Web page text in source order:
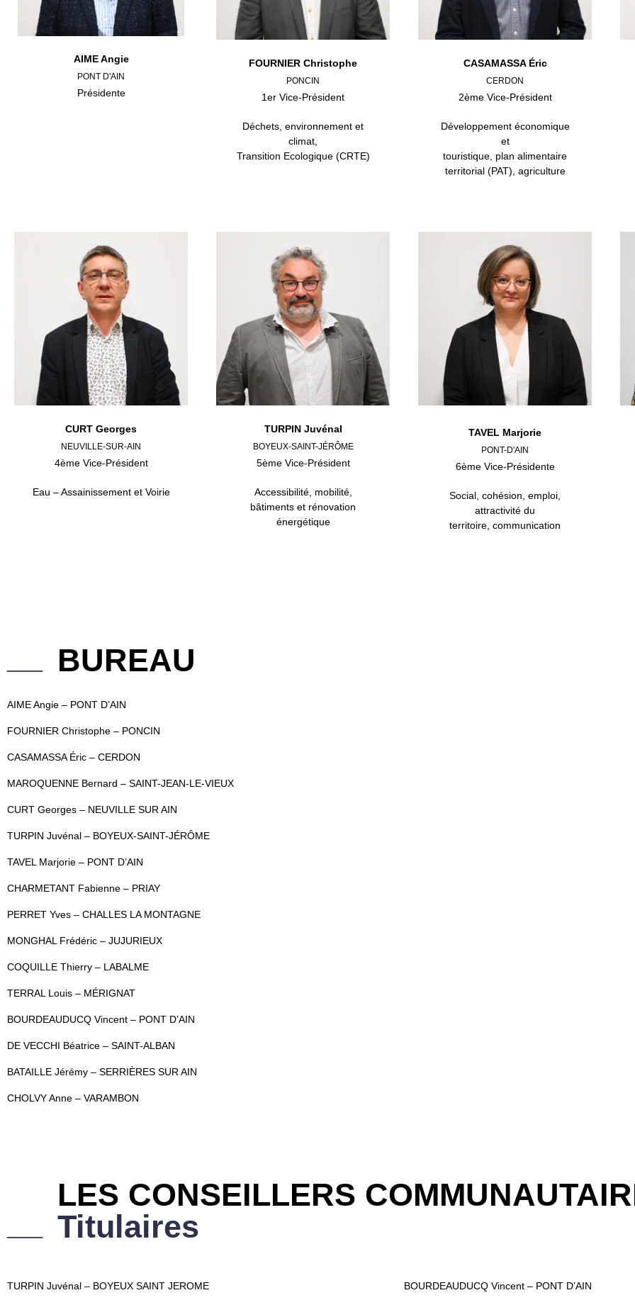
AIME Angie
PONT D'AIN
Présidente
FOURNIER Christophe
PONCIN
1er Vice-Président
Déchets, environnement et
climat,
Transition Ecologique (CRTE)
CASAMASSA Éric
CERDON
2ème Vice-Président
Développement économique
et
touristique, plan alimentaire
territorial (PAT), agriculture
CURT Georges
NEUVILLE-SUR-AIN
4ème Vice-Président
Eau – Assainissement et Voirie
TURPIN Juvénal
BOYEUX-SAINT-JÉRÔME
5ème Vice-Président
Accessibilité, mobilité,
bâtiments et rénovation
énergétique
TAVEL Marjorie
PONT-D'AIN
6ème Vice-Présidente
Social, cohésion, emploi,
attractivité du
territoire, communication
BUREAU
AIME Angie – PONT D’AIN
FOURNIER Christophe – PONCIN
CASAMASSA Éric – CERDON
MAROQUENNE Bernard – SAINT-JEAN-LE-VIEUX
CURT Georges – NEUVILLE SUR AIN
TURPIN Juvénal – BOYEUX-SAINT-JÉRÔME
TAVEL Marjorie – PONT D’AIN
CHARMETANT Fabienne – PRIAY
PERRET Yves – CHALLES LA MONTAGNE
MONGHAL Frédéric – JUJURIEUX
COQUILLE Thierry – LABALME
TERRAL Louis – MÉRIGNAT
BOURDEAUDUCQ Vincent – PONT D’AIN
DE VECCHI Béatrice – SAINT-ALBAN
BATAILLE Jérémy – SERRIÈRES SUR AIN
CHOLVY Anne – VARAMBON
LES CONSEILLERS
Titulaires
TURPIN Juvénal – BOYEUX SAINT JEROME BOURDEAUDUCQ Vincent – PONT D’AIN